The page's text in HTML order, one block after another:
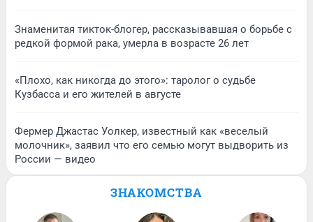
Знаменитая тикток-блогер, рассказывавшая о борьбе с
редкой формой рака, умерла в возрасте 26 лет
«Плохо, как никогда до этого»: таролог о судьбе
Кузбасса и его жителей в августе
Фермер Джастас Уолкер, известный как «веселый
молочник», заявил что его семью могут выдворить из
России — видео
ЗНАКОМСТВА